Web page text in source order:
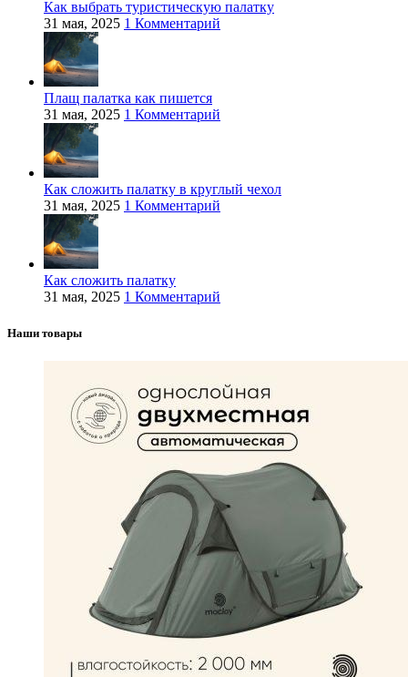
Как выбрать туристическую палатку
31 мая, 2025 1 Комментарий
Плащ палатка как пишется
31 мая, 2025 1 Комментарий
Как сложить палатку в круглый чехол
31 мая, 2025 1 Комментарий
Как сложить палатку
31 мая, 2025 1 Комментарий
Наши товары